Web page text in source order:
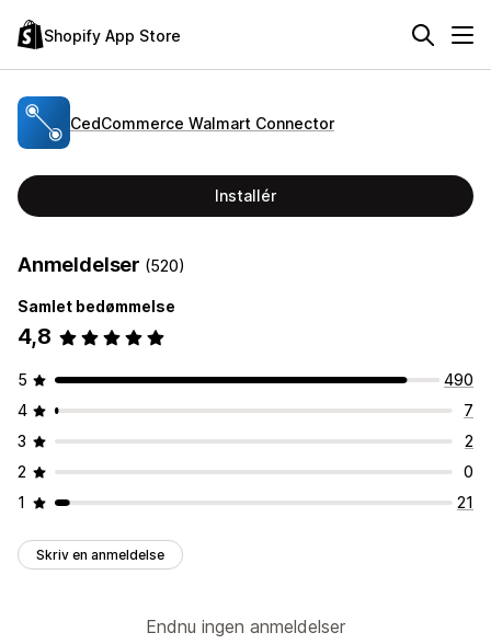
Shopify App Store
CedCommerce Walmart Connector
Installér
Anmeldelser (520)
Samlet bedømmelse
4,8
5
490
4
7
3
2
2
0
1
21
Skriv en anmeldelse
Endnu ingen anmeldelser